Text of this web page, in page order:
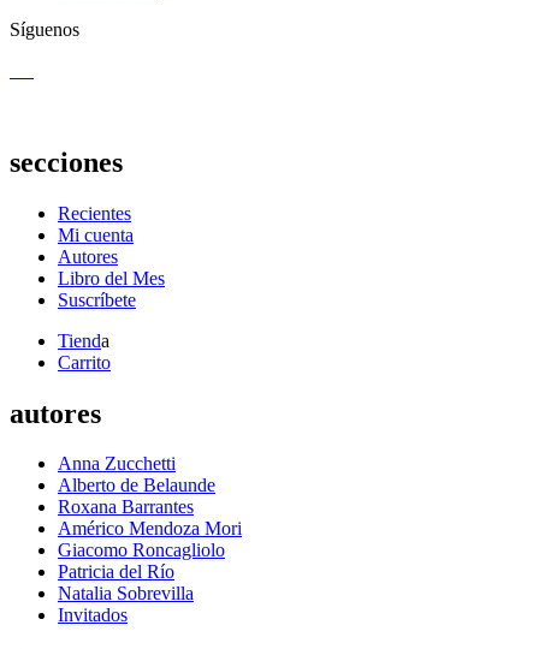
Síguenos
secciones
Recientes
Mi cuenta
Autores
Libro del Mes
Suscríbete
Tienda
Carrito
autores
Anna Zucchetti
Alberto de Belaunde
Roxana Barrantes
Américo Mendoza Mori
Giacomo Roncagliolo
Patricia del Río
Natalia Sobrevilla
Invitados